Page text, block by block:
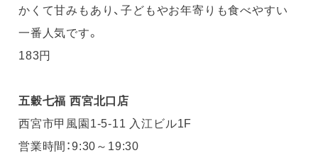
かくて甘みもあり、子どもやお年寄りも食べやすい
一番人気です。
183円
五穀七福 西宮北口店
西宮市甲風園1-5-11 入江ビル1F
営業時間：9:30～19:30